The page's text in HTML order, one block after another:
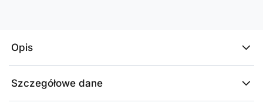
Opis
Szczegółowe dane